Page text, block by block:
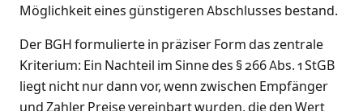
Möglichkeit eines günstigeren Abschlusses bestand.
Der BGH formulierte in präziser Form das zentrale
Kriterium: Ein Nachteil im Sinne des § 266 Abs. 1 StGB
liegt nicht nur dann vor, wenn zwischen Empfänger
und Zahler Preise vereinbart wurden, die den Wert